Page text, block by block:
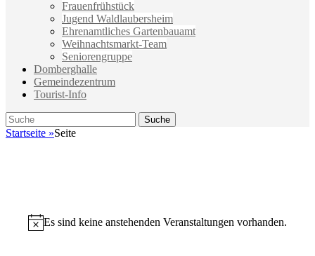
Frauenfrühstück
Jugend Waldlaubersheim
Ehrenamtliches Gartenbauamt
Weihnachtsmarkt-Team
Seniorengruppe
Domberghalle
Gemeindezentrum
Tourist-Info
Suche
Suche
nach:
Startseite »Seite
Hinweis
Es sind keine anstehenden Veranstaltungen vorhanden.